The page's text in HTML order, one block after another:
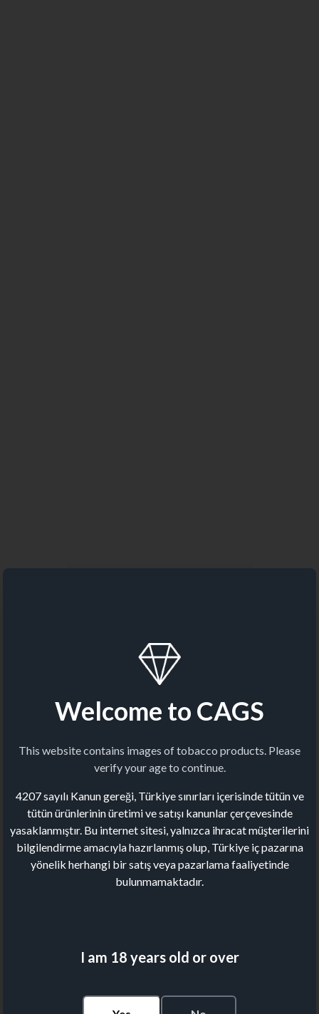
Welcome to CAGS
This website contains images of tobacco products. Please
verify your age to continue.
4207 sayılı Kanun gereği, Türkiye sınırları içerisinde tütün ve
tütün ürünlerinin üretimi ve satışı kanunlar çerçevesinde
yasaklanmıştır. Bu internet sitesi, yalnızca ihracat müşterilerini
bilgilendirme amacıyla hazırlanmış olup, Türkiye iç pazarına
yönelik herhangi bir satış veya pazarlama faaliyetinde
bulunmamaktadır.
I am 18 years old or over